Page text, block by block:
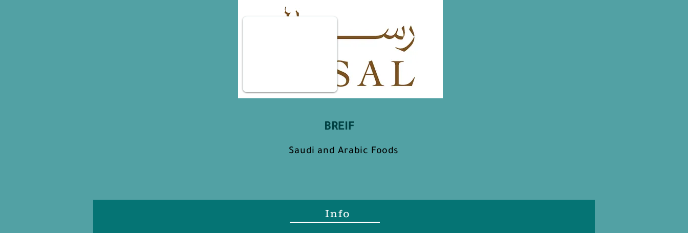
Sponsored
BREIF
Saudi and Arabic Foods
Info